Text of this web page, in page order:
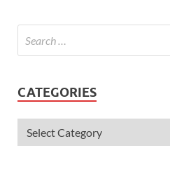
CATEGORIES